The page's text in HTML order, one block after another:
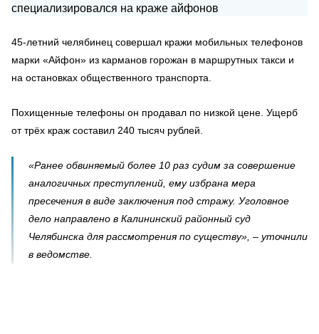
45-летний челябинец совершал кражи мобильных телефонов
марки «Айфон» из карманов горожан в маршрутных такси и
на остановках общественного транспорта.
Похищенные телефоны он продавал по низкой цене. Ущерб
от трёх краж составил 240 тысяч рублей.
«Ранее обвиняемый более 10 раз судим за совершение
аналогичных преступлений, ему избрана мера
пресечения в виде заключения под стражу. Уголовное
дело направлено в Калининский районный суд
Челябинска для рассмотрения по существу», – уточнили
в ведомстве.